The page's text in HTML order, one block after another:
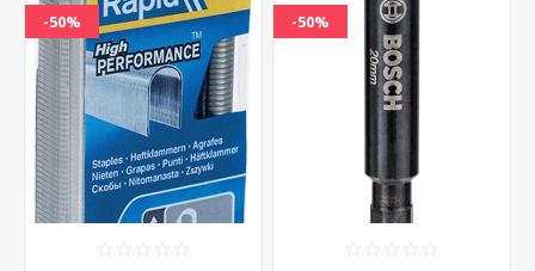
-50% -50%